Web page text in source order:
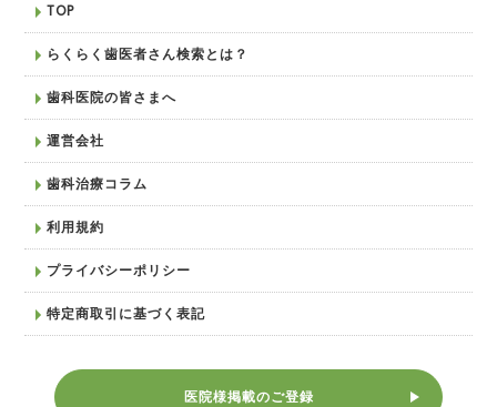
TOP
らくらく歯医者さん検索とは？
歯科医院の皆さまへ
運営会社
歯科治療コラム
利用規約
プライバシーポリシー
特定商取引に基づく表記
医院様掲載のご登録